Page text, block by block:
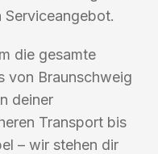
Serviceangebot.
die gesamte
von Braunschweig
deiner
Transport bis
– wir stehen dir